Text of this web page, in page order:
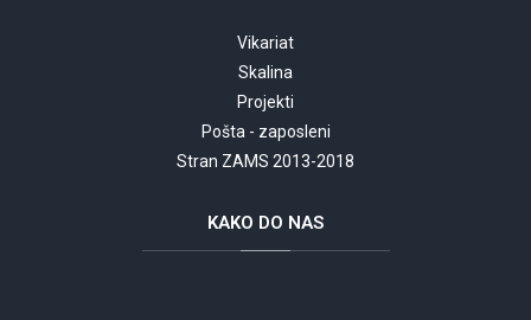
Vikariat
Skalina
Projekti
Pošta - zaposleni
Stran ZAMS 2013-2018
KAKO DO NAS